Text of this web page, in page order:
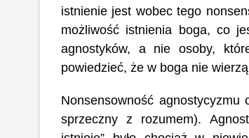
istnienie jest wobec tego
możliwość istnienia boga, co
agnostyków, a nie osoby,
powiedzieć, że w boga nie
Nonsensowność
sprzeczny z rozumem).